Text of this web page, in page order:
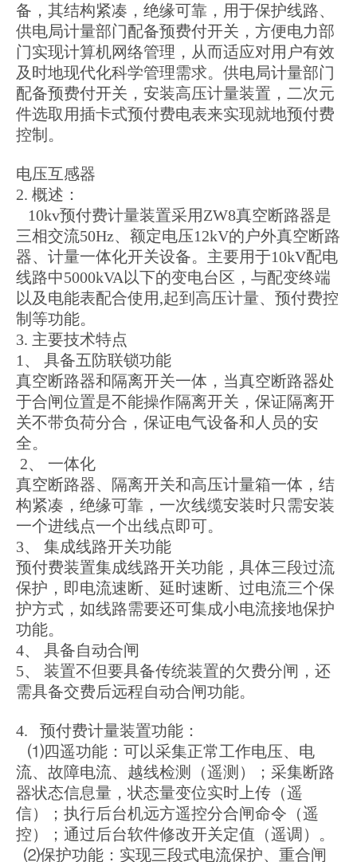
备，其结构紧凑，绝缘可靠，用于保护线路、
供电局计量部门配备预费付开关，方便电力部
门实现计算机网络管理，从而适应对用户有效
及时地现代化科学管理需求。供电局计量部门
配备预费付开关，安装高压计量装置，二次元
件选取用插卡式预付费电表来实现就地预付费
控制。
电压互感器
2. 概述：
10kv预付费计量装置采用ZW8真空断路器是
三相交流50Hz、额定电压12kV的户外真空断路
器、计量一体化开关设备。主要用于10kV配电
线路中5000kVA以下的变电台区，与配变终端
以及电能表配合使用,起到高压计量、预付费控
制等功能。
3. 主要技术特点
1、 具备五防联锁功能
真空断路器和隔离开关一体，当真空断路器处
于合闸位置是不能操作隔离开关，保证隔离开
关不带负荷分合，保证电气设备和人员的安
全。
2、 一体化
真空断路器、隔离开关和高压计量箱一体，结
构紧凑，绝缘可靠，一次线缆安装时只需安装
一个进线点一个出线点即可。
3、 集成线路开关功能
预付费装置集成线路开关功能，具体三段过流
保护，即电流速断、延时速断、过电流三个保
护方式，如线路需要还可集成小电流接地保护
功能。
4、 具备自动合闸
5、 装置不但要具备传统装置的欠费分闸，还
需具备交费后远程自动合闸功能。
4. 预付费计量装置功能：
⑴四遥功能：可以采集正常工作电压、电
流、故障电流、越线检测（遥测）；采集断路
器状态信息量，状态量变位实时上传（遥
信）；执行后台机远方遥控分合闸命令（遥
控）；通过后台软件修改开关定值（遥调）。
⑵保护功能：实现三段式电流保护、重合闸